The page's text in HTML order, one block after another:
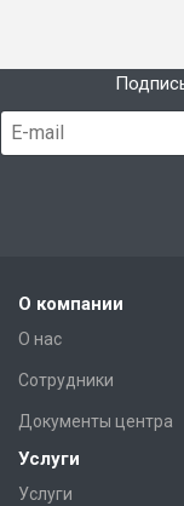
О компании
О нас
Сотрудники
Документы центра
Услуги
Услуги